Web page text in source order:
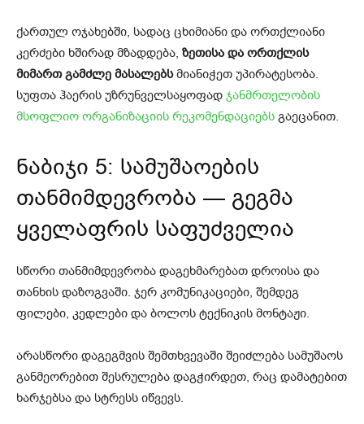
ქართულ ოჯახებში, სადაც ცხიმიანი და ორთქლიანი
კერძები ხშირად მზადდება, ზეთისა და ორთქლის
მიმართ გამძლე მასალებსმიანიჭეთ უპირატესობა.
სუფთა ჰაერის უზრუნველსაყოფად ჯანმრთელობის
მსოფლიო ორგანიზაციის რეკომენდაციებს გაეცანით.
ნაბიჯი 5: სამუშაოების
თანმიმდევრობა — გეგმა
ყველაფრის საფუძველია
სწორი თანმიმდევრობა დაგეხმარებათ დროისა და
თანხის დაზოგვაში. ჯერ კომუნიკაციები, შემდეგ
ფილები, კედლები და ბოლოს ტექნიკის მონტაჟი.
არასწორი დაგეგმვის შემთხვევაში შეიძლება სამუშაოს
განმეორებით შესრულება დაგჭირდეთ, რაც დამატებით
ხარჯებსა და სტრესს იწვევს.